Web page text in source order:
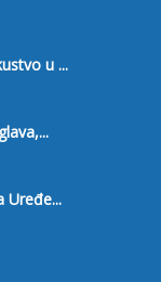
u ...
Uređe...